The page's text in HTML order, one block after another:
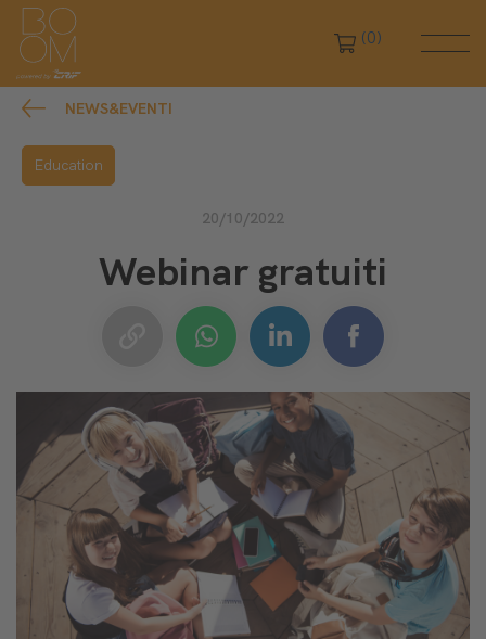
(0)
NEWS&EVENTI
Education
20/10/2022
Webinar gratuiti